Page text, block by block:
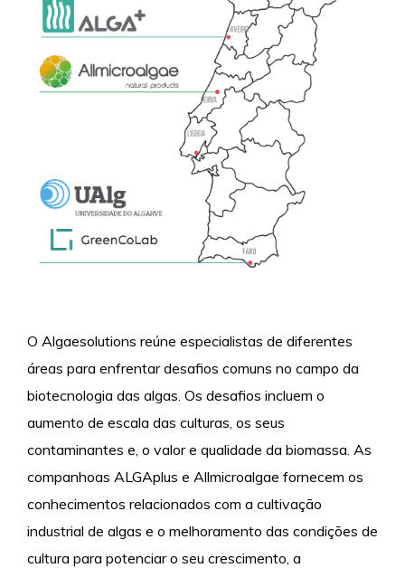
O Algaesolutions reúne especialistas de diferentes
áreas para enfrentar desafios comuns no campo da
biotecnologia das algas. Os desafios incluem o
aumento de escala das culturas, os seus
contaminantes e, o valor e qualidade da biomassa. As
companhoas ALGAplus e Allmicroalgae fornecem os
conhecimentos relacionados com a cultivação
industrial de algas e o melhoramento das condições de
cultura para potenciar o seu crescimento, a